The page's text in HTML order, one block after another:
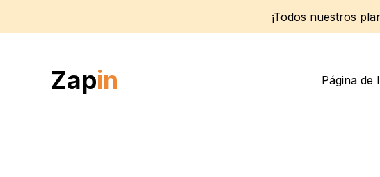
¡Todos nuestros
Zapin Página de